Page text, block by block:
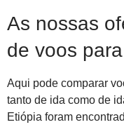
As nossas
de voos
Aqui pode comparar
tanto de ida como de
Etiópia foram